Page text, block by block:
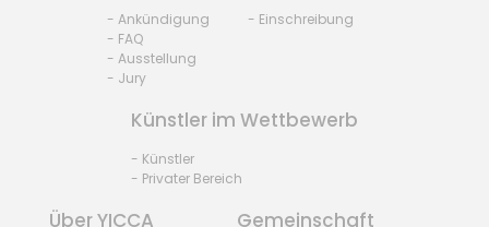
- Ankündigung
- FAQ
- Ausstellung
- Jury
- Einschreibung
Künstler im Wettbewerb
- Künstler
- Privater Bereich
Über YICCA Gemeinschaft